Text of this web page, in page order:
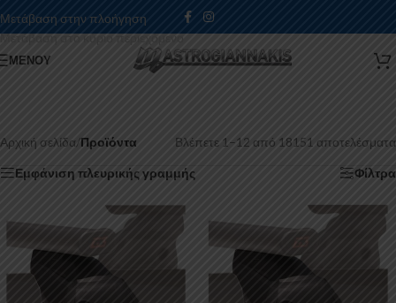
Μετάβαση στην πλοήγηση
Μετάβαση στο κύριο περιεχόμενο
ΜΕΝΟΎ
Αρχική σελίδα/Προϊόντα Βλέπετε 1–12 από 18151 αποτελέσματα
Εμφάνιση πλευρικής γραμμής Φίλτρα